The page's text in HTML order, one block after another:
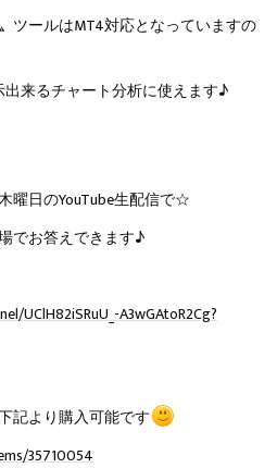
ツールはMT4対応となっていますの
来るチャート分析に使えます♪
曜日のYouTube生配信で☆
でお答えできます♪
UClH82iSRuU_-A3wGAtoR2Cg?
記より購入可能です
35710054